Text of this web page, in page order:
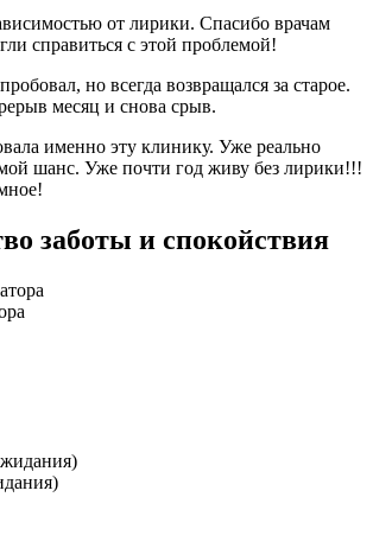
от лирики. Спасибо врачам
справиться с этой проблемой!
но всегда возвращался за старое.
месяц и снова срыв.
именно эту клинику. Уже реально
шанс. Уже почти год живу без лирики!!!
заботы и спокойствия